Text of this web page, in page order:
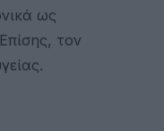
ως
τον